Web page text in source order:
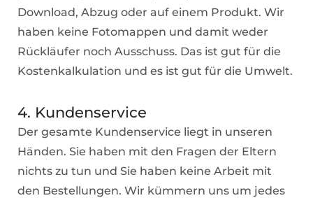
Download, Abzug oder auf einem Produkt. Wir
haben keine Fotomappen und damit weder
Rückläufer noch Ausschuss. Das ist gut für die
Kostenkalkulation und es ist gut für die Umwelt.
4. Kundenservice
Der gesamte Kundenservice liegt in unseren
Händen. Sie haben mit den Fragen der Eltern
nichts zu tun und Sie haben keine Arbeit mit
den Bestellungen. Wir kümmern uns um jedes